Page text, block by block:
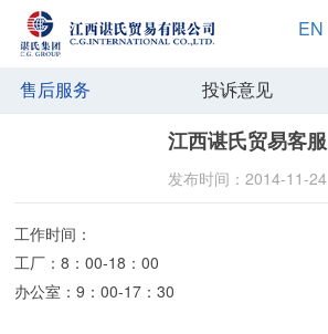
EN
售后服务 投诉意见
江西谌氏贸易客服
发布时间：2014-11-24
工作时间：
工厂：8：00-18：00
办公室：9：00-17：30